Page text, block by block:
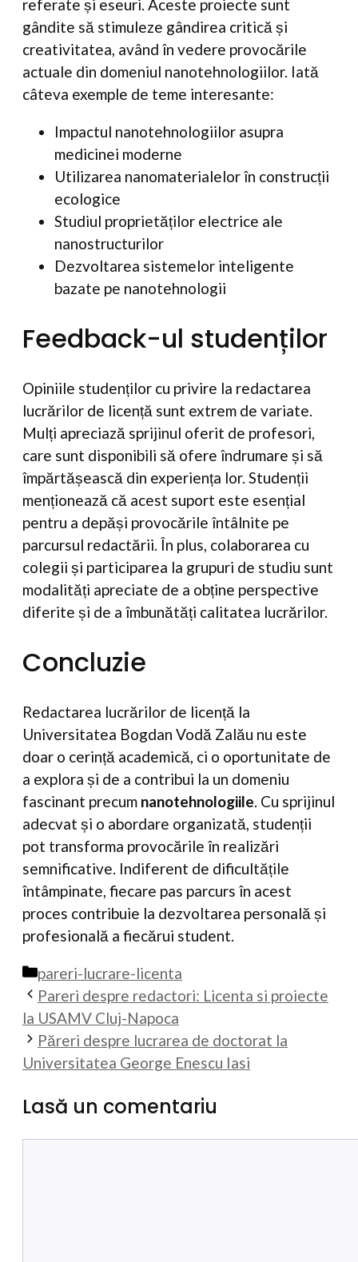
referate și eseuri. Aceste proiecte sunt
gândite să stimuleze gândirea critică și
creativitatea, având în vedere provocările
actuale din domeniul nanotehnologiilor. Iată
câteva exemple de teme interesante:
Impactul nanotehnologiilor asupra
medicinei moderne
Utilizarea nanomaterialelor în construcții
ecologice
Studiul proprietăților electrice ale
nanostructurilor
Dezvoltarea sistemelor inteligente
bazate pe nanotehnologii
Feedback-ul studenților
Opiniile studenților cu privire la redactarea
lucrărilor de licență sunt extrem de variate.
Mulți apreciază sprijinul oferit de profesori,
care sunt disponibili să ofere îndrumare și să
împărtășească din experiența lor. Studenții
menționează că acest suport este esențial
pentru a depăși provocările întâlnite pe
parcursul redactării. În plus, colaborarea cu
colegii și participarea la grupuri de studiu sunt
modalități apreciate de a obține perspective
diferite și de a îmbunătăți calitatea lucrărilor.
Concluzie
Redactarea lucrărilor de licență la
Universitatea Bogdan Vodă Zalău nu este
doar o cerință academică, ci o oportunitate de
a explora și de a contribui la un domeniu
fascinant precum nanotehnologiile. Cu sprijinul
adecvat și o abordare organizată, studenții
pot transforma provocările în realizări
semnificative. Indiferent de dificultățile
întâmpinate, fiecare pas parcurs în acest
proces contribuie la dezvoltarea personală și
profesională a fiecărui student.
Categorii
pareri-lucrare-licenta
Pareri despre redactori: Licenta si proiecte
la USAMV Cluj-Napoca
Păreri despre lucrarea de doctorat la
Universitatea George Enescu Iasi
Lasă un comentariu